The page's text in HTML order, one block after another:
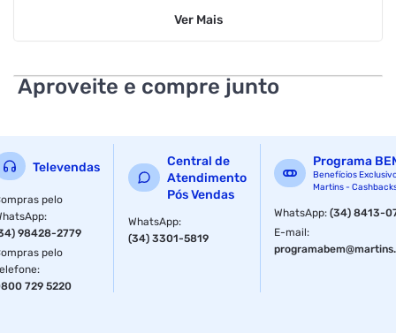
360 ml
Ver Mais
Aproveite e compre junto
Televendas
pelo
:
98428-2779
pelo
:
729 5220
Central de
Atendimento
Pós Vendas
WhatsApp:
(34) 3301-5819
Programa
Benefícios
Martins -
WhatsApp:(34) 8413-
E-mail: